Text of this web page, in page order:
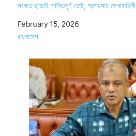
সংঘাত ছাড়াই শান্তিপূর্ণ ভোট, প্রশংসায় সেনাবাহিনী
Date
February 15, 2026
In relation to
বাংলাদেশ